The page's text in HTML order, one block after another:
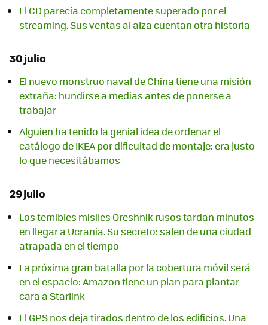
El CD parecía completamente superado por el
streaming. Sus ventas al alza cuentan otra historia
30 julio
El nuevo monstruo naval de China tiene una misión
extraña: hundirse a medias antes de ponerse a
trabajar
Alguien ha tenido la genial idea de ordenar el
catálogo de IKEA por dificultad de montaje: era justo
lo que necesitábamos
29 julio
Los temibles misiles Oreshnik rusos tardan minutos
en llegar a Ucrania. Su secreto: salen de una ciudad
atrapada en el tiempo
La próxima gran batalla por la cobertura móvil será
en el espacio: Amazon tiene un plan para plantar
cara a Starlink
El GPS nos deja tirados dentro de los edificios. Una